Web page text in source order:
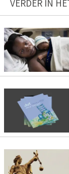
VERDER IN